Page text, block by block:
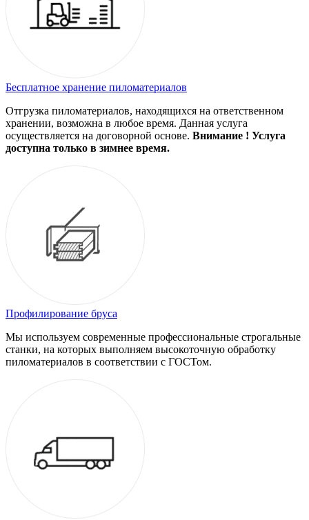
Бесплатное хранение пиломатериалов
Отгрузка пиломатериалов, находящихся на ответственном
хранении, возможна в любое время. Данная услуга
осуществляется на договорной основе. Внимание ! Услуга
доступна только в зимнее время.
Профилирование бруса
Мы используем современные профессиональные строгальные
станки, на которых выполняем высокоточную обработку
пиломатериалов в соответствии с ГОСТом.